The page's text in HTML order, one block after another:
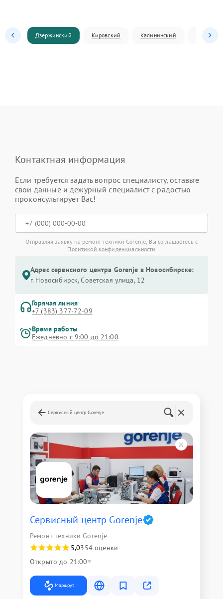
Дзержинский Кировский Калининский
Контактная информация
Если требуется задать вопрос специалисту, оставьте
свои данные и дежурный специалист с радостью
проконсультирует Вас!
Отправляя заявку на ремонт техники Gorenje, Вы соглашаетесь с
Политикой конфиденциальности
Адрес сервисного центра Gorenje в Новосибирске:
г. Новосибирск, Советская улица, 12
Горячая линия
+7 (383) 377-72-09
Время работы
Ежедневно с 9:00 до 21:00
Сервисный центр Gorenje
Сервисный центр Gorenje
Ремонт техники Gorenje
5,0354 оценки
Открыто до 21:00
Маршрут